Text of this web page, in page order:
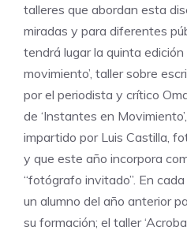
talleres que abordan esta
miradas y para diferentes
tendrá lugar la quinta edición
movimiento’, taller sobre
por el periodista y crítico
de ‘Instantes en
impartido por Luis Castilla,
y que este año incorpora
“fotógrafo invitado”. En
un alumno del año anterior
su formación; el taller